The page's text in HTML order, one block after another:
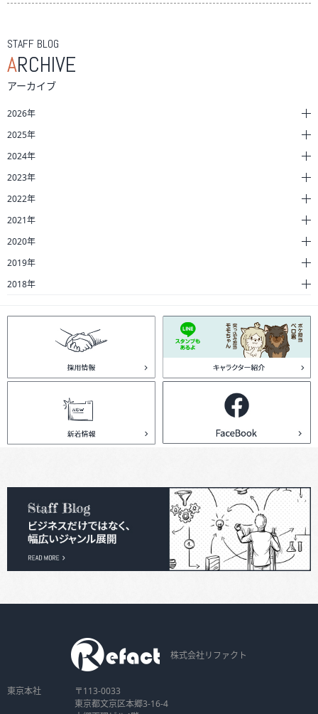
STAFF BLOG
ARCHIVE
アーカイブ
2026年
2025年
2024年
2023年
2022年
2021年
2020年
2019年
2018年
株式会社リファクト
東京本社
〒113-0033
東京都文京区本郷3-16-4